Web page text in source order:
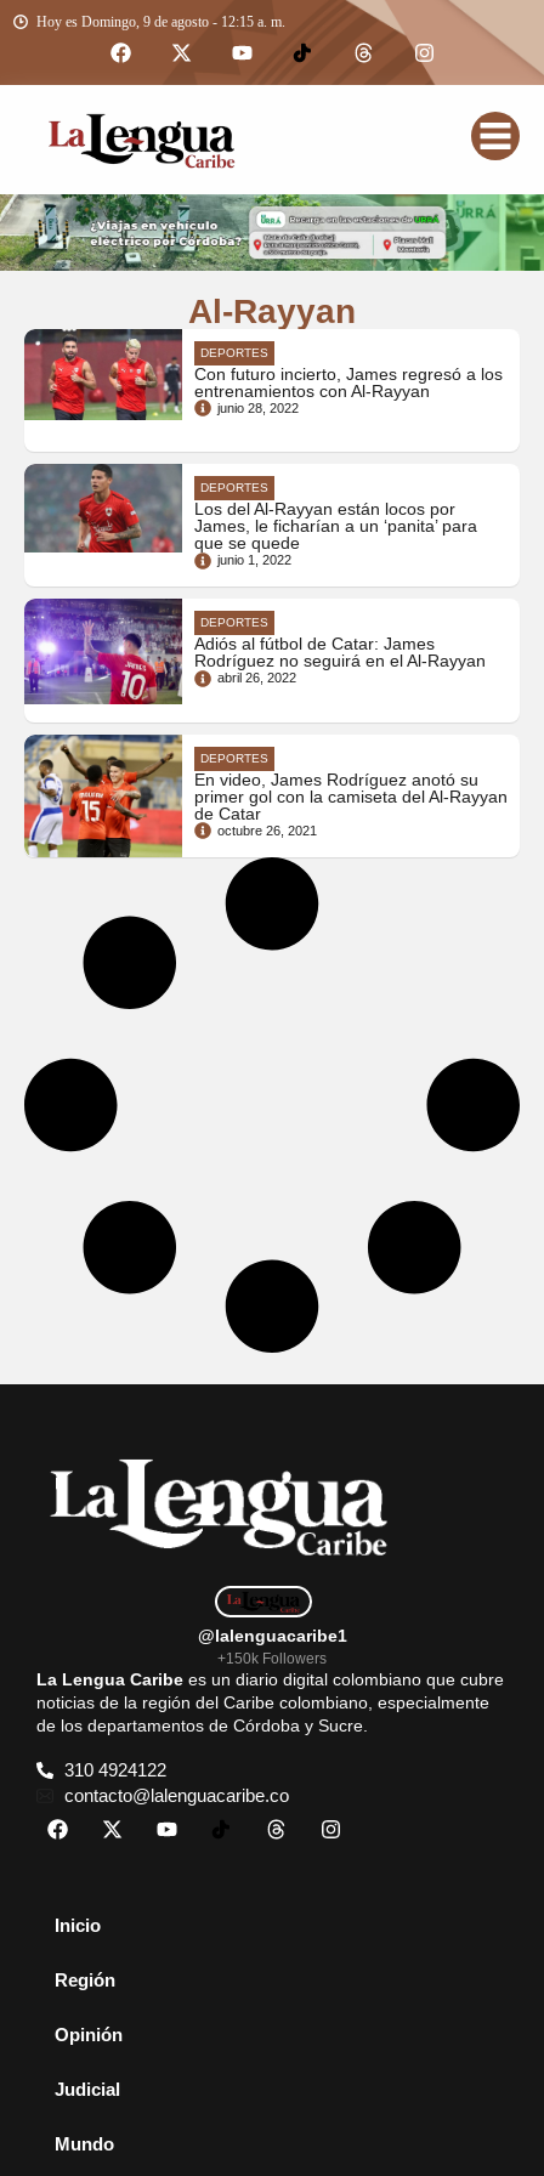
Hoy es Domingo, 9 de agosto - 12:15 a. m.
Al-Rayyan
DEPORTES
Con futuro incierto, James regresó a los
entrenamientos con Al-Rayyan
junio 28, 2022
DEPORTES
Los del Al-Rayyan están locos por
James, le ficharían a un ‘panita’ para
que se quede
junio 1, 2022
DEPORTES
Adiós al fútbol de Catar: James
Rodríguez no seguirá en el Al-Rayyan
abril 26, 2022
DEPORTES
En video, James Rodríguez anotó su
primer gol con la camiseta del Al-Rayyan
de Catar
octubre 26, 2021
@lalenguacaribe1
+150k Followers
La Lengua Caribe es un diario digital colombiano que cubre
noticias de la región del Caribe colombiano, especialmente
de los departamentos de Córdoba y Sucre.
310 4924122
contacto@lalenguacaribe.co
Inicio
Región
Opinión
Judicial
Mundo